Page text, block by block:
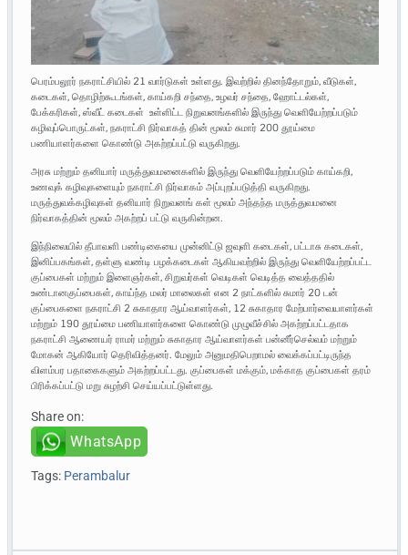
பெரம்பலூர் நகராட்சியில் 21 வார்டுகள் உள்ளது. இவற்றில் தினந்தோறும், வீடுகள்,
கடைகள், தொழிற்கூடங்கள், காய்கறி சந்தை, உழவர் சந்தை, ஹோட்டல்கள்,
பேக்கரிகள், ஸ்வீட் கடைகள் உள்ளிட்ட நிறுவனங்களில் இருந்து வெளியேற்றப்படும்
கழிவுப்பொருட்கள், நகராட்சி நிர்வாகத் தின் மூலம் சுமார் 200 தூய்மை
பணியாளர்களை கொண்டு அகற்றப்பட்டு வருகிறது.
அரசு மற்றும் தனியார் மருத்துவமனைகளில் இருந்து வெளியேற்றப்படும் காய்கறி,
உணவுக் கழிவுகளையும் நகராட்சி நிர்வாகம் அப்புறப்படுத்தி வருகிறது.
மருத்துவக்கழிவுகள் தனியார் நிறுவனங் கள் மூலம் அந்தந்த மருத்துவமனை
நிர்வாகத்தின் மூலம் அகற்றப் பட்டு வருகின்றன.
இந்நிலையில் தீபாவளி பண்டிகையை முன்னிட்டு ஜவுளி கடைகள், பட்டாசு கடைகள்,
இனிப்பகங்கள், தள்ளு வண்டி பழக்கடைகள் ஆகியவற்றில் இருந்து வெளியேற்றப்பட்ட
குப்பைகள் மற்றும் இளைஞர்கள், சிறுவர்கள் வெடிகள் வெடித்த வைத்ததில்
உண்டானகுப்பைகள், காய்ந்த மலர் மாலைகள் என 2 நாட்களில் சுமார் 20 டன்
குப்பைகளை நகராட்சி 2 சுகாதார ஆய்வாளர்கள், 12 சுகாதார மேற்பார்வையாளர்கள்
மற்றும் 190 தூய்மை பணியாளர்களை கொண்டு முழுவீச்சில் அகற்றப்பட்டதாக
நகராட்சி ஆணையர் ராமர் மற்றும் சுகாதார ஆய்வாளர்கள் பன்னீர்செல்வம் மற்றும்
மோகன் ஆகியோர் தெரிவித்தனர். மேலும் அனுமதிபெறாமல் வைக்கப்பட்டிருந்த
விளம்பர பதாகைகளும் அகற்றப்பட்டது. குப்பைகள் மக்கும், மக்காத குப்பைகள் தரம்
பிரிக்கப்பட்டு மறு சுழற்சி செய்யப்பட்டுள்ளது.
Share on:
WhatsApp
Tags: Perambalur